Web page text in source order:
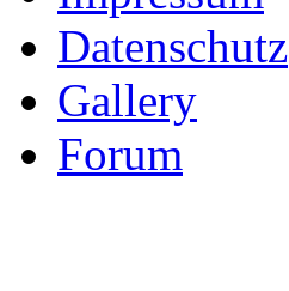
Datenschutz
Gallery
Forum